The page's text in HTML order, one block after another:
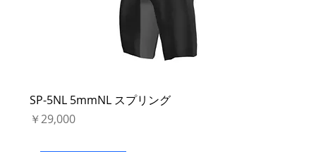
SP-5NL 5mmNL スプリング
価格
￥29,000